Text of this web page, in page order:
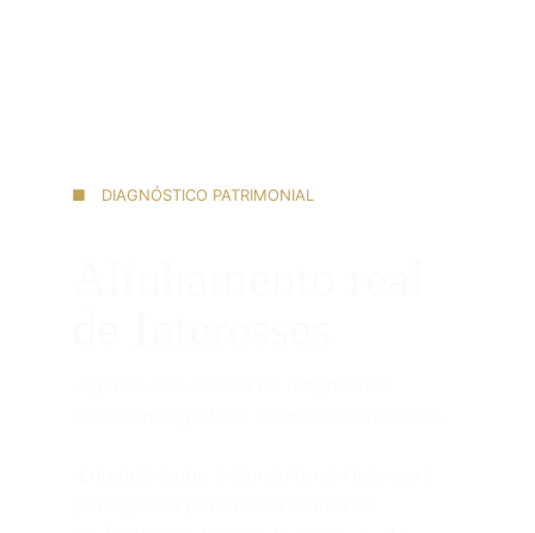
■ DIAGNÓSTICO PATRIMONIAL